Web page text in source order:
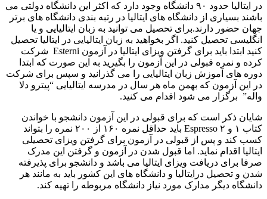
در ایتالیا حدود ۹۰ دانشگاه وجود دارد که اکثر این دانشگاه دولتی می
باشند بسیاری از دانشگاه های ایتالیا در رتبه بندی دانشگاه های برتر
جهان حضور دارند.برای تحصیل می توانید به زبان ایتالیایی و یا
انگلیسی تحصیل کنید. اگر بخواهید به زبان ایتالیایی در ایتالیا تحصیل
کنید ابتدا باید برای گرفتن ویزای ایتالیا در آزمون Esterni شرکت
کرده و نمره قبولی در این آزمون را بگیرید به این صورت که ابتدا
دوره های آموزش زبان ایتالیایی را می گذرانید و سپس برای شرکت
در این آزمون که بهمن ماه هر سال در مدرسه ایتالیایی “پیترو دلا
واله” برگزار می شود اقدام می کنید.
شایان ذکر است که برای قبولی در این آزمون دانشجو با خواندن
کتاب ۱ و ۲ Espresso باید حداقل نمره ۱۶۰ از ۲۰۰ نمره را بتواند
کسب کند و پس از قبولی در آزمون برای گرفتن ویزای تحصیلی
ایتالیا اقدام نماید. اما قبول شدن در آزمون و گرفتن این مدرک
صرفا برای دریافت ویزای ایتالیا می باشد و دانشجو برای پذیرفته
شدن و تحصیل درایتالیا و دانشگاه های این کشور باید به مانند هر
دانشگاه دیگر مدارک مورد نیاز دانشگاه مربوطه را تهیه کند.